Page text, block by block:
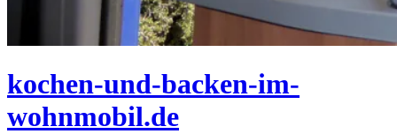
kochen-und-backen-im-
wohnmobil.de